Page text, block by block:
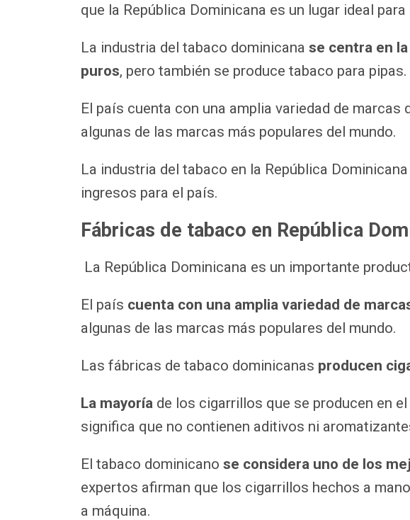
que la República Dominicana es un lugar ideal
La industria del tabaco dominicana se centra en
puros, pero también se produce tabaco para pipas.
El país cuenta con una amplia variedad de marcas
algunas de las marcas más populares del mundo.
La industria del tabaco en la República
ingresos para el país.
Fábricas de tabaco en República
La República Dominicana es un importante
El país cuenta con una amplia variedad de
algunas de las marcas más populares del mundo.
Las fábricas de tabaco dominicanas producen
La mayoría de los cigarrillos que se producen en
significa que no contienen aditivos ni
El tabaco dominicano se considera uno de los
expertos afirman que los cigarrillos hechos a
a máquina.